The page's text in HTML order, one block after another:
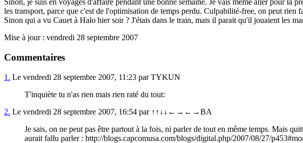
Sinon, je suis en voyages d'affaire pendant une bonne semaine. Je vais même aller pour la
les transport, parce que c'est de l'optimisation de temps perdu. Culpabilité-free, on peut
Sinon qui a vu Cauet à Halo hier soir ? J'étais dans le train, mais il parait qu'il jouaient les
Mise à jour : vendredi 28 septembre 2007
Commentaires
1. Le vendredi 28 septembre 2007, 11:23 par TYKUN
T'inquiète tu n'as rien mais rien raté du tout:
2. Le vendredi 28 septembre 2007, 16:54 par ↑↑↓↓←→←→BA
Je sais, on ne peut pas être partout à la fois, ni parler de tout en même temps. Mais
aurait fallu parler : http://blogs.capcomusa.com/blogs/digital.php/2007/08/27/